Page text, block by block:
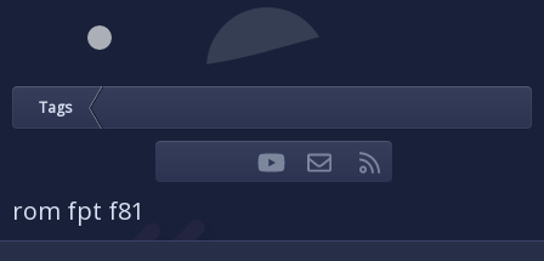
Tags
FacebookTwitteryoutubeLiên hệ
rom fpt f81